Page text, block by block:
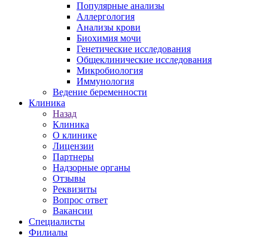
Популярные анализы
Аллергология
Анализы крови
Биохимия мочи
Генетические исследования
Общеклинические исследования
Микробиология
Иммунология
Ведение беременности
Клиника
Назад
Клиника
О клинике
Лицензии
Партнеры
Надзорные органы
Отзывы
Реквизиты
Вопрос ответ
Вакансии
Специалисты
Филиалы